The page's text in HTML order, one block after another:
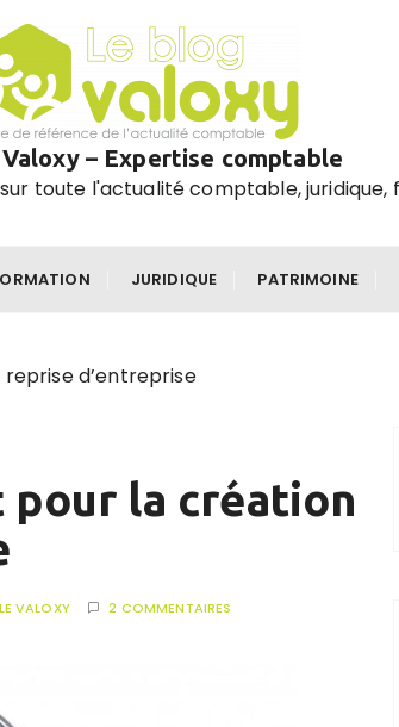
– Expertise comptable
toute l'actualité comptable,
JURIDIQUE PATRIMOINE
d’entreprise
pour la création
VALOXY 2 COMMENTAIRES